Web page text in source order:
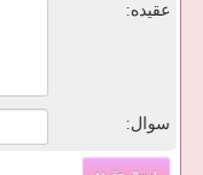
عقیده:
سوال: